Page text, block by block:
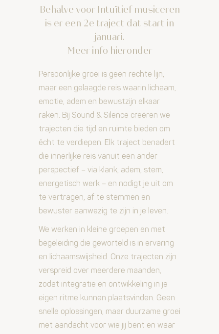
Behalve voor Intuïtief musiceren
is er een 2e traject dat start in
januari.
Meer info hieronder
Persoonlijke groei is geen rechte lijn,
maar een gelaagde reis waarin lichaam,
emotie, adem en bewustzijn elkaar
raken. Bij Sound & Silence creëren we
trajecten die tijd en ruimte bieden om
écht te verdiepen. Elk traject benadert
die innerlijke reis vanuit een ander
perspectief – via klank, adem, stem,
energetisch werk – en nodigt je uit om
te vertragen, af te stemmen en
bewuster aanwezig te zijn in je leven.
We werken in kleine groepen en met
begeleiding die geworteld is in ervaring
en lichaamswijsheid. Onze trajecten zijn
verspreid over meerdere maanden,
zodat integratie en ontwikkeling in je
eigen ritme kunnen plaatsvinden. Geen
snelle oplossingen, maar duurzame groei
met aandacht voor wie jij bent en waar